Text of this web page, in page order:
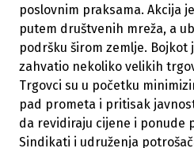
poslovnim praksama. Akcija
putem društvenih mreža, a
podršku širom zemlje. Bojkot
zahvatio nekoliko velikih
Trgovci su u početku
pad prometa i pritisak
da revidiraju cijene i ponude
Sindikati i udruženja